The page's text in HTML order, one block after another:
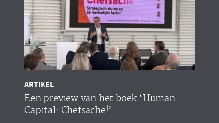
ARTIKEL
Een preview van het boek ‘Human
Capital: Chefsache!’